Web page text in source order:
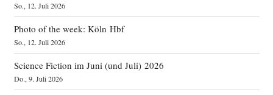
So., 12. Juli 2026
Photo of the week: Köln Hbf
So., 12. Juli 2026
Science Fiction im Juni (und Juli) 2026
Do., 9. Juli 2026